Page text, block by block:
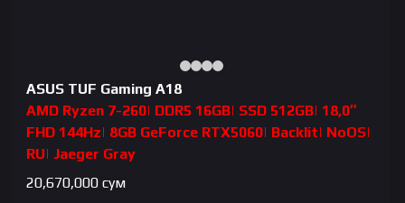
ASUS TUF Gaming A18
AMD Ryzen 7-260| DDR5 16GB| SSD 512GB| 18,0″
FHD 144Hz| 8GB GeForce RTX5060| Backlit| NoOS|
RU| Jaeger Gray
20,670,000 сум